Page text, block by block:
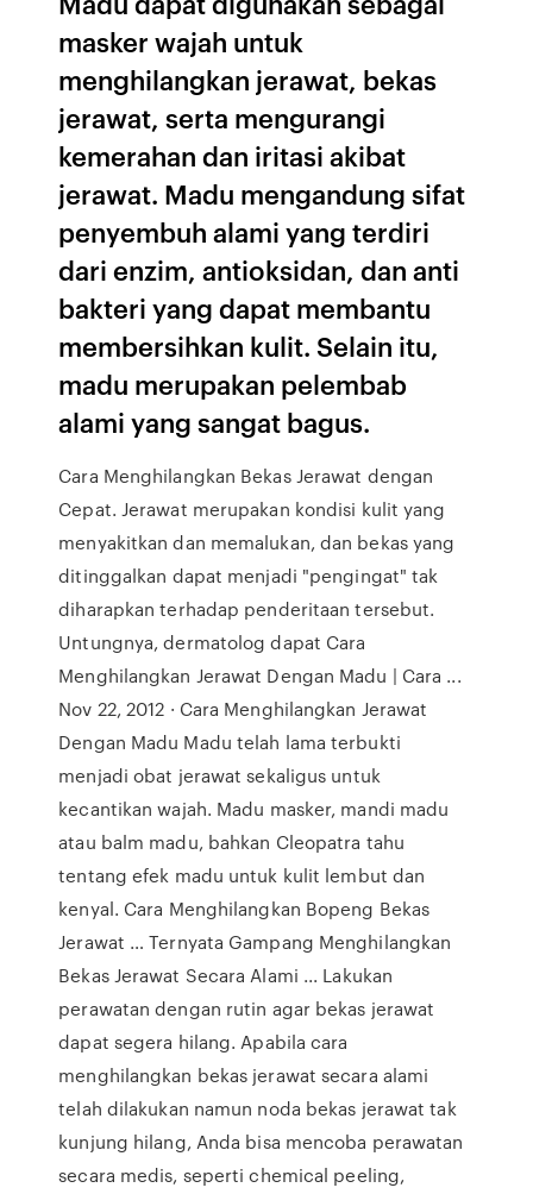
masker wajah untuk
menghilangkan jerawat, bekas
jerawat, serta mengurangi
kemerahan dan iritasi akibat
jerawat. Madu mengandung sifat
penyembuh alami yang terdiri
dari enzim, antioksidan, dan anti
bakteri yang dapat membantu
membersihkan kulit. Selain itu,
madu merupakan pelembab
alami yang sangat bagus.
Cara Menghilangkan Bekas Jerawat dengan
Cepat. Jerawat merupakan kondisi kulit yang
menyakitkan dan memalukan, dan bekas yang
ditinggalkan dapat menjadi "pengingat" tak
diharapkan terhadap penderitaan tersebut.
Untungnya, dermatolog dapat Cara
Menghilangkan Jerawat Dengan Madu | Cara ...
Nov 22, 2012 · Cara Menghilangkan Jerawat
Dengan Madu Madu telah lama terbukti
menjadi obat jerawat sekaligus untuk
kecantikan wajah. Madu masker, mandi madu
atau balm madu, bahkan Cleopatra tahu
tentang efek madu untuk kulit lembut dan
kenyal. Cara Menghilangkan Bopeng Bekas
Jerawat … Ternyata Gampang Menghilangkan
Bekas Jerawat Secara Alami ... Lakukan
perawatan dengan rutin agar bekas jerawat
dapat segera hilang. Apabila cara
menghilangkan bekas jerawat secara alami
telah dilakukan namun noda bekas jerawat tak
kunjung hilang, Anda bisa mencoba perawatan
secara medis, seperti chemical peeling,